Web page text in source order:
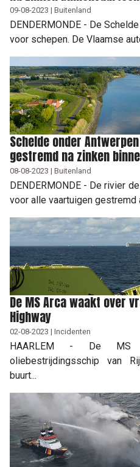
09-08-2023 | Buitenland
DENDERMONDE - De
voor schepen. De Vlaamse
Schelde onder
gestremd na zinken
08-08-2023 | Buitenland
DENDERMONDE - De rivier
voor alle vaartuigen gestremd
De MS Arca waakt over
Highway
02-08-2023 | Incidenten
HAARLEM - De
oliebestrijdingsschip van
buurt...